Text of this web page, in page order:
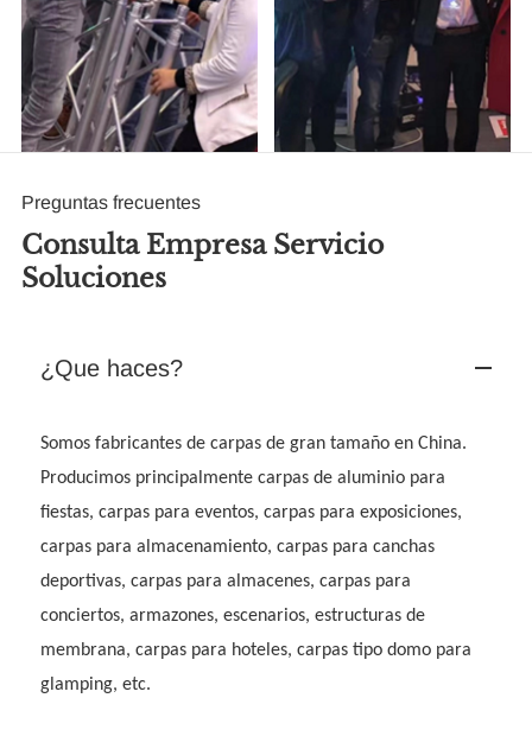
Preguntas frecuentes
Consulta Empresa Servicio
Soluciones
¿Que haces?
Somos fabricantes de carpas de gran tamaño en China.
Producimos principalmente carpas de aluminio para
fiestas, carpas para eventos, carpas para exposiciones,
carpas para almacenamiento, carpas para canchas
deportivas, carpas para almacenes, carpas para
conciertos, armazones, escenarios, estructuras de
membrana, carpas para hoteles, carpas tipo domo para
glamping, etc.